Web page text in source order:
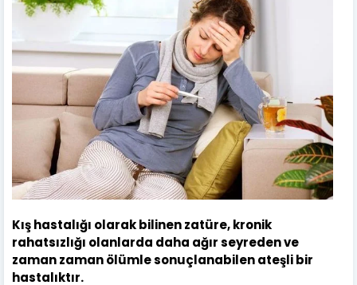
Kış hastalığı olarak bilinen zatüre, kronik
rahatsızlığı olanlarda daha ağır seyreden ve
zaman zaman ölümle sonuçlanabilen ateşli bir
hastalıktır.